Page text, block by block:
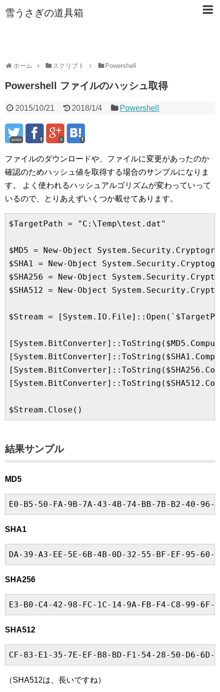
雪うさぎの道具箱
ホーム スクリプト Powershell
Powershell ファイルのハッシュ取得
2015/10/21 2018/1/4 Powershell
error 0
ファイルのダウンロードや、ファイルに変更があったのか
確認のためハッシュ値を取得する場合のサンプルになりま
す。 よく使われるハッシュアルゴリズムが変わっていって
いるので、とりあえずいくつか載せてあります。
$TargetPath = "C:\Temp\test.dat"
$MD5 = New-Object
$SHA1 = New-Object
$SHA256 = New-Object
$SHA512 = New-Object
$Stream =
結果サンプル
MD5
E0-B5-50-FA-9B-7A-43-4B-74-BB-7B-B2-40-96-
SHA1
DA-39-A3-EE-5E-6B-4B-0D-32-55-BF-EF-95-60-
SHA256
E3-B0-C4-42-98-FC-1C-14-9A-FB-F4-C8-99-
SHA512
CF-83-E1-35-7E-EF-B8-BD-F1-54-28-50-D6-
（SHA512は、長いですね）